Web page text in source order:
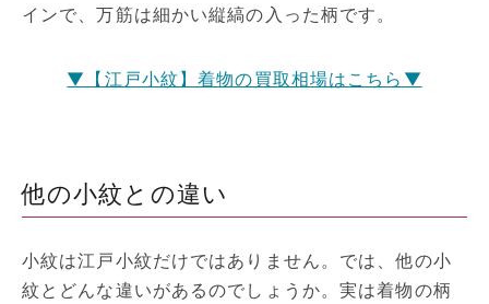
インで、万筋は細かい縦縞の入った柄です。
▼【江戸小紋】着物の買取相場はこちら▼
他の小紋との違い
小紋は江戸小紋だけではありません。では、他の小
紋とどんな違いがあるのでしょうか。実は着物の柄